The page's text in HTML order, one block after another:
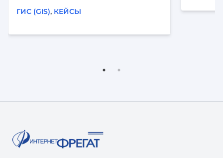
внедрения «Фарватер-Активы».
ГИС (GIS), КЕЙСЫ